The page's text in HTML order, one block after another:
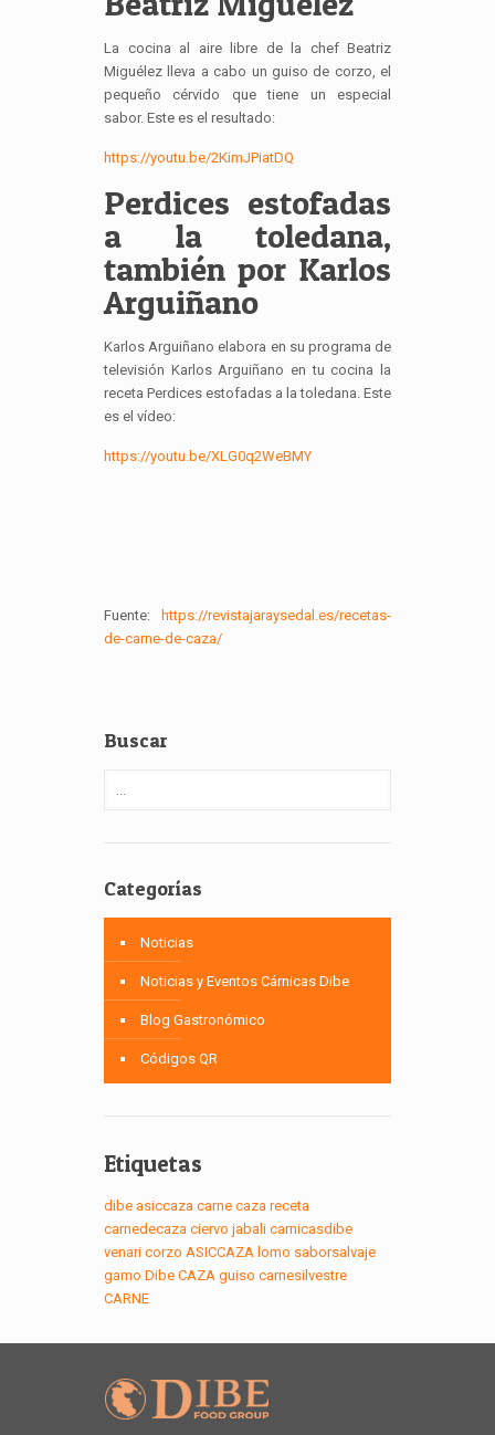
La cocina al aire libre de la chef Beatriz
Miguélez lleva a cabo un guiso de corzo, el
pequeño cérvido que tiene un especial
sabor. Este es el resultado:
https://youtu.be/2KimJPiatDQ
Perdices estofadas
a la toledana,
también por Karlos
Arguiñano
Karlos Arguiñano elabora en su programa de
televisión Karlos Arguiñano en tu cocina la
receta Perdices estofadas a la toledana. Este
es el vídeo:
https://youtu.be/XLG0q2WeBMY
Fuente:
https://revistajaraysedal.es/recetas-
de-carne-de-caza/
Buscar
Categorías
Noticias
Noticias y Eventos Cárnicas Dibe
Blog Gastronómico
Códigos QR
Etiquetas
dibe asiccaza carne caza receta
carnedecaza ciervo jabali carnicasdibe
venari corzo ASICCAZA lomo saborsalvaje
gamo Dibe CAZA guiso carnesilvestre
CARNE